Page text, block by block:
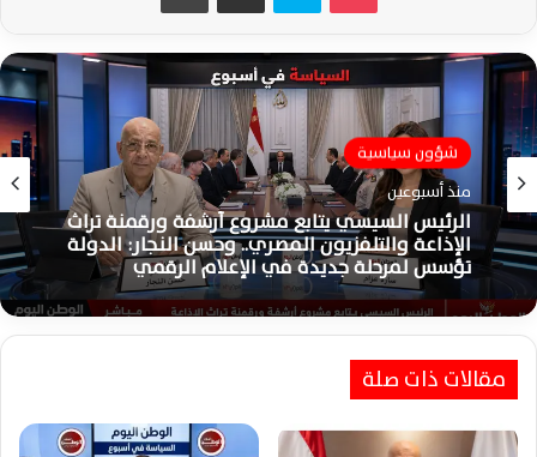
شؤون سياسية
منذ أسبوعين
الرئيس السيسي يتابع مشروع أرشفة ورقمنة تراث
الإذاعة والتلفزيون المصري.. وحسن النجار: الدولة
تؤسس لمرحلة جديدة في الإعلام الرقمي
مقالات ذات صلة